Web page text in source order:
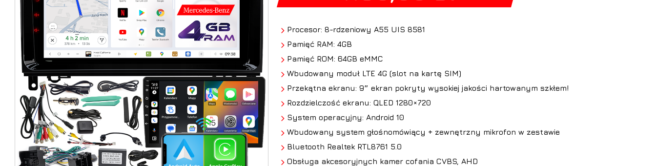
Procesor: 8-rdzeniowy A55 UIS 8581
Pamięć RAM: 4GB
Pamięć ROM: 64GB eMMC
Wbudowany moduł LTE 4G (slot na kartę SIM)
Przekątna ekranu: 9″ ekran pokryty wysokiej jakości hartowanym szkłem!
Rozdzielczość ekranu: QLED 1280×720
System operacyjny: Android 10
Wbudowany system głośnomówiący + zewnętrzny mikrofon w zestawie
Bluetooth Realtek RTL8761 5.0
Obsługa akcesoryjnych kamer cofania CVBS, AHD